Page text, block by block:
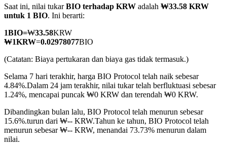
Derivatif saham, forex, logam mulia, dan komoditas
USDC Berjangka
Kontrak berjangka menggunakan USDC sebagai jaminannya
Saat ini, nilai tukarBIO terhadap KRW adalah ₩33.58 KRW
untuk 1 BIO. Ini berarti:
1BIO=₩33.58KRW
₩1KRW=0.02978077BIO
(Catatan: Biaya pertukaran dan biaya gas tidak termasuk.)
Selama 7 hari terakhir, harga BIO Protocol telah naik sebesar
4.84%.Dalam 24 jam terakhir, nilai tukar telah berfluktuasi sebesar
1.24%, mencapai puncak ₩0 KRW dan terendah ₩0 KRW.
Dibandingkan bulan lalu, BIO Protocol telah menurun sebesar
15.6%.turun dari ₩-- KRW.Tahun ke tahun, BIO Protocol telah
menurun sebesar ₩-- KRW, menandai 73.73% menurun dalam
nilai.